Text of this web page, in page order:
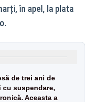
în apel, la plata
de trei ani de
cu suspendare,
Aceasta a